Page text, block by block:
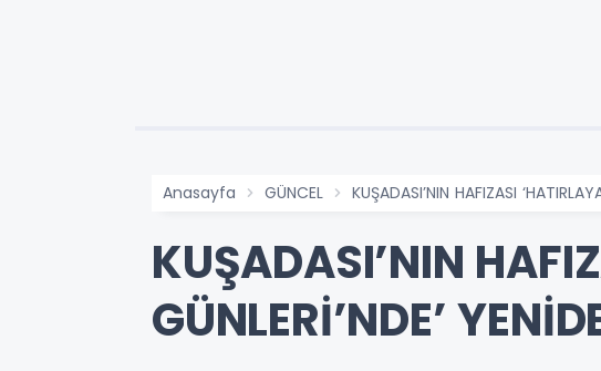
Anasayfa GÜNCEL KUŞADASI’NIN HAFIZASI
KUŞADASI’NIN
GÜNLERİ’NDE’